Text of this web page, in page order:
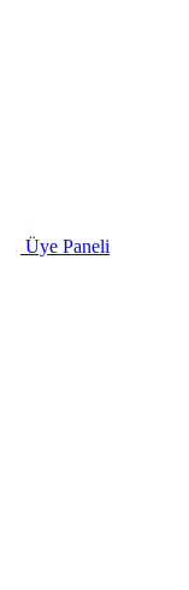
Üye Paneli